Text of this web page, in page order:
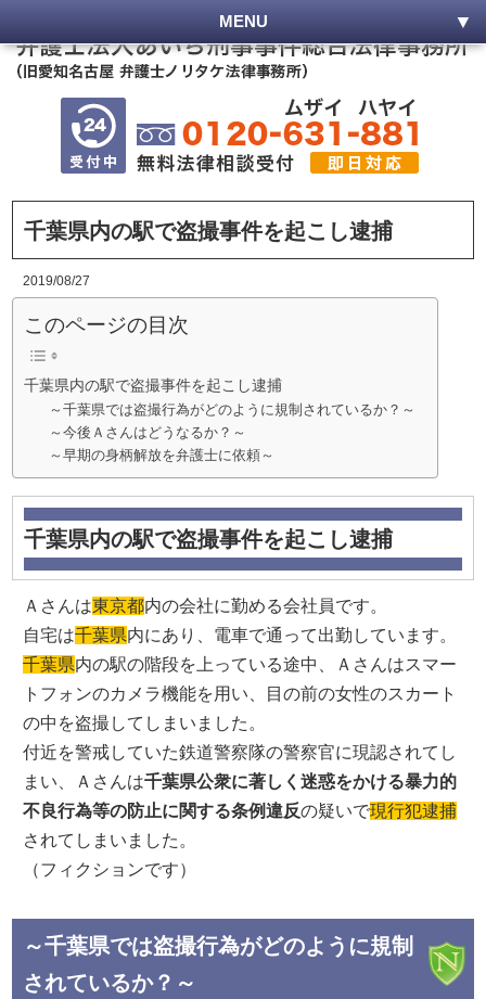
MENU
千葉県内の駅で盗撮事件を起こし逮捕
2019/08/27
このページの目次
千葉県内の駅で盗撮事件を起こし逮捕
～千葉県では盗撮行為がどのように規制されているか？～
～今後Ａさんはどうなるか？～
～早期の身柄解放を弁護士に依頼～
千葉県内の駅で盗撮事件を起こし逮捕
Ａさんは東京都内の会社に勤める会社員です。
自宅は千葉県内にあり、電車で通って出勤しています。
千葉県内の駅の階段を上っている途中、Ａさんはスマー
トフォンのカメラ機能を用い、目の前の女性のスカート
の中を盗撮してしまいました。
付近を警戒していた鉄道警察隊の警察官に現認されてし
まい、Ａさんは千葉県公衆に著しく迷惑をかける暴力的
不良行為等の防止に関する条例違反の疑いで現行犯逮捕
されてしまいました。
（フィクションです）
～千葉県では盗撮行為がどのように規制
されているか？～